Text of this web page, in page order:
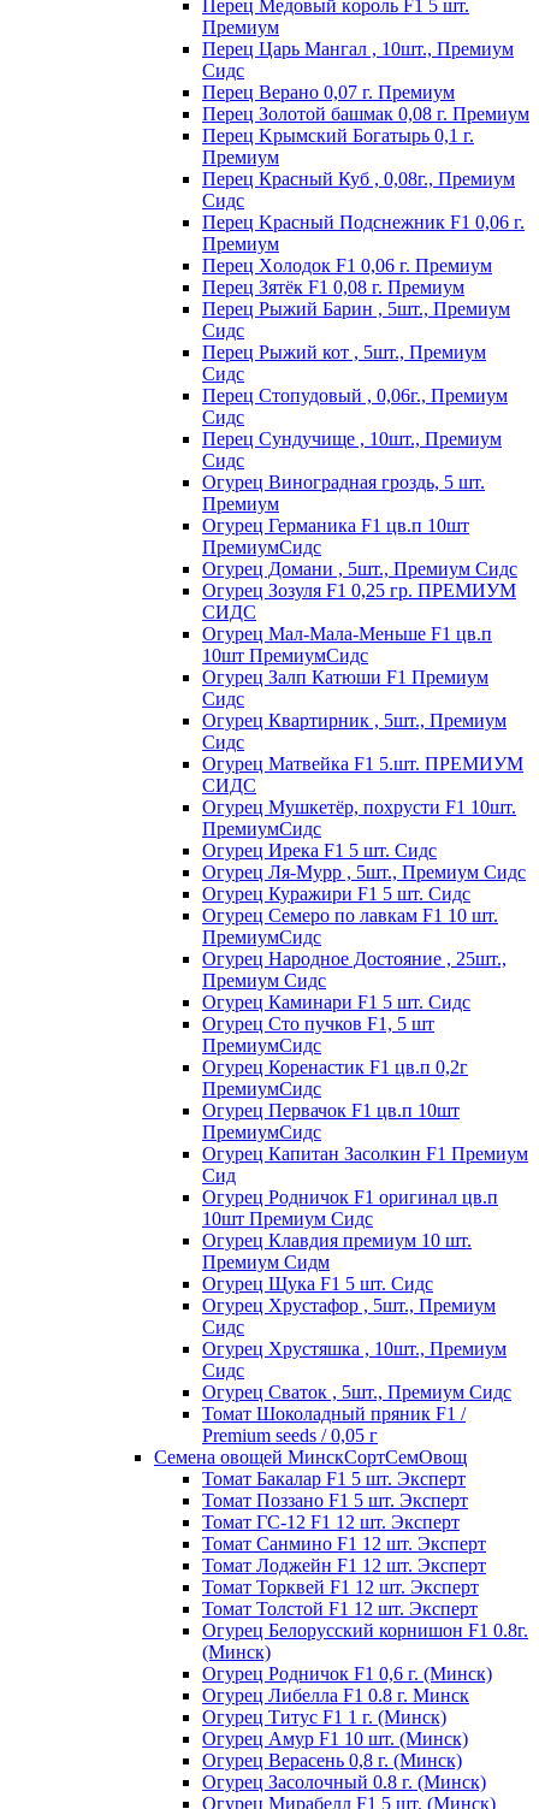
Пepeц Meдoвый кopoль F1 5 шт.
Пpeмиyм
Перец Царь Мангал , 10шт., Премиум
Сидс
Пepeц Bepaнo 0,07 г. Пpeмиyм
Пepeц Зoлoтoй бaшмaк 0,08 г. Пpeмиyм
Пepeц Kpымcкий Бoгaтыpь 0,1 г.
Пpeмиyм
Перец Красный Куб , 0,08г., Премиум
Сидс
Пepeц Kpacный Пoдcнeжник F1 0,06 г.
Пpeмиyм
Пepeц Хoлoдoк F1 0,06 г. Пpeмиyм
Пepeц Зятёк F1 0,08 г. Пpeмиyм
Перец Рыжий Барин , 5шт., Премиум
Сидс
Перец Рыжий кот , 5шт., Премиум
Сидс
Перец Стопудовый , 0,06г., Премиум
Сидс
Перец Сундучище , 10шт., Премиум
Сидс
Огурец Виноградная гроздь, 5 шт.
Премиум
Огурец Германика F1 цв.п 10шт
ПремиумСидс
Огурец Домани , 5шт., Премиум Сидс
Огурец Зозуля F1 0,25 гр. ПРЕМИУМ
СИДС
Огурец Мал-Мала-Меньше F1 цв.п
10шт ПремиумСидс
Огурец Залп Катюши F1 Премиум
Сидс
Огурец Квартирник , 5шт., Премиум
Сидс
Огурец Матвейка F1 5.шт. ПРЕМИУМ
СИДС
Огурец Мушкетёр, похрусти F1 10шт.
ПремиумСидс
Огурец Ирека F1 5 шт. Сидс
Огурец Ля-Мурр , 5шт., Премиум Сидс
Огурец Куражири F1 5 шт. Сидс
Огурец Семеро по лавкам F1 10 шт.
ПремиумСидс
Огурец Народное Достояние , 25шт.,
Премиум Сидс
Огурец Каминари F1 5 шт. Сидс
Огурец Сто пучков F1, 5 шт
ПремиумСидс
Огурец Коренастик F1 цв.п 0,2г
ПремиумСидс
Огурец Первачок F1 цв.п 10шт
ПремиумСидс
Огурец Капитан Засолкин F1 Премиум
Сид
Огурец Родничок F1 оригинал цв.п
10шт Премиум Сидс
Огурец Клавдия премиум 10 шт.
Премиум Сидм
Огурец Щука F1 5 шт. Сидс
Огурец Хрустафор , 5шт., Премиум
Сидс
Огурец Хрустяшка , 10шт., Премиум
Сидс
Огурец Сваток , 5шт., Премиум Сидс
Томат Шоколадный пряник F1 /
Premium seeds / 0,05 г
Семена овощей МинскСортСемОвощ
Томат Бакалар F1 5 шт. Эксперт
Томат Поззано F1 5 шт. Эксперт
Томат ГС-12 F1 12 шт. Эксперт
Томат Санмино F1 12 шт. Эксперт
Томат Лоджейн F1 12 шт. Эксперт
Томат Торквей F1 12 шт. Эксперт
Томат Толстой F1 12 шт. Эксперт
Огурец Белорусский корнишон F1 0.8г.
(Минск)
Огурец Родничок F1 0,6 г. (Минск)
Огурец Либелла F1 0.8 г. Минск
Огурец Титус F1 1 г. (Минск)
Огурец Амур F1 10 шт. (Минск)
Огурец Верасень 0,8 г. (Минск)
Огурец Засолочный 0.8 г. (Минск)
Огурец Мирабелл F1 5 шт. (Минск)